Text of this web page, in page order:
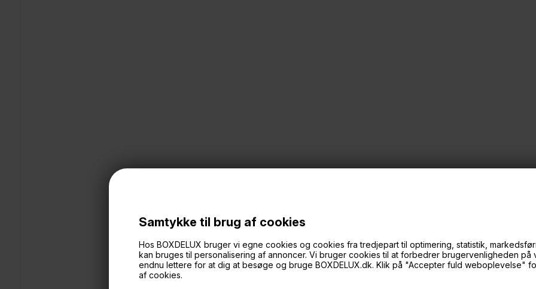
Samtykke til brug af cookies
Hos BOXDELUX bruger vi egne cookies og cookies fra tredjepart til optimering, statistik,
kan bruges til personalisering af annoncer. Vi bruger cookies til at forbedrer brugervenligheden
endnu lettere for at dig at besøge og bruge BOXDELUX.dk. Klik på "Accepter fuld weboplevelse"
af cookies.